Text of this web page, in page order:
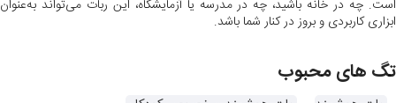
است. چه در خانه باشید، چه در مدرسه یا آزمایشگاه، این ربات می‌تواند به‌عنوان
ابزاری کاربردی و بروز در کنار شما باشد.
تگ های محبوب